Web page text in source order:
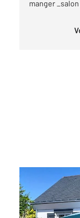
manger _salon
ST NICOLAS
85,10 m2
, 4
Ref : 23992